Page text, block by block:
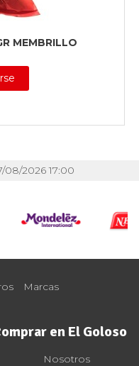
MEMBRILLO
08/2026 17:00
Marcas
en El Goloso
Nosotros